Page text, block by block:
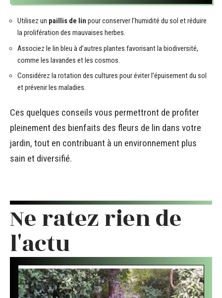
Utilisez un paillis de lin pour conserver l’humidité du sol et réduire
la prolifération des mauvaises herbes.
Associez le lin bleu à d’autres plantes favorisant la biodiversité,
comme les lavandes et les cosmos.
Considérez la rotation des cultures pour éviter l’épuisement du sol
et prévenir les maladies.
Ces quelques conseils vous permettront de profiter
pleinement des bienfaits des fleurs de lin dans votre
jardin, tout en contribuant à un environnement plus
sain et diversifié.
Ne ratez rien de
l'actu